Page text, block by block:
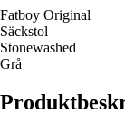
Fatboy Original
Säckstol
Stonewashed
Grå